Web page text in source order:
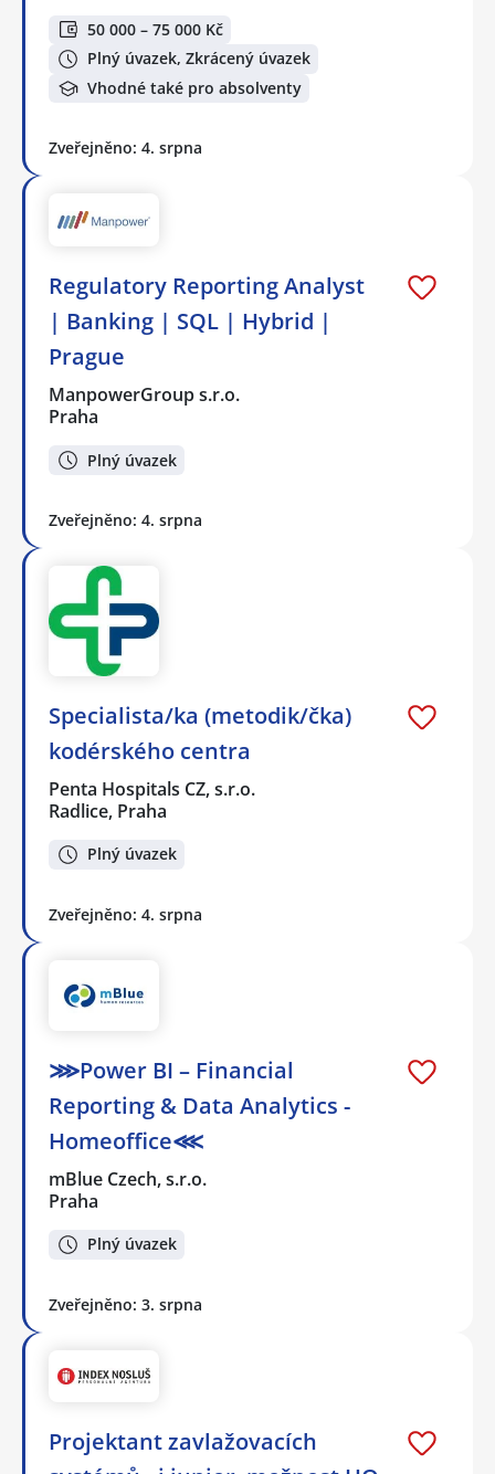
50 000 – 75 000 Kč
Plný úvazek, Zkrácený úvazek
Vhodné také pro absolventy
Zveřejněno: 4. srpna
Regulatory Reporting Analyst
| Banking | SQL | Hybrid |
Prague
ManpowerGroup s.r.o.
Praha
Plný úvazek
Zveřejněno: 4. srpna
Specialista/ka (metodik/čka)
kodérského centra
Penta Hospitals CZ, s.r.o.
Radlice, Praha
Plný úvazek
Zveřejněno: 4. srpna
⋙Power BI – Financial
Reporting & Data Analytics -
Homeoffice⋘
mBlue Czech, s.r.o.
Praha
Plný úvazek
Zveřejněno: 3. srpna
Projektant zavlažovacích